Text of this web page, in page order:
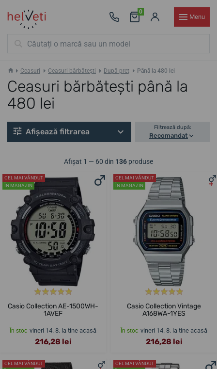
0
Menu
Ceasuri Ceasuri bărbătești După preț Până la 480 lei
Ceasuri bărbătești până la
480 lei
Afișează filtrarea Filtrează după:
Recomandat
Afișat 1 — 60 din 136 produse
CEL MAI VÂNDUT
ÎN MAGAZIN
Casio Collection AE-1500WH-
1AVEF
În stoc vineri 14. 8. la tine acasă
216,28 lei
CEL MAI VÂNDUT
ÎN MAGAZIN
Casio Collection Vintage
A168WA-1YES
În stoc vineri 14. 8. la tine acasă
216,28 lei
CEL MAI VÂNDUT
CEL MAI VÂNDUT